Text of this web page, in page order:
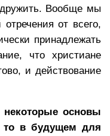
Вообще мы
от всего,
принадлежать
что христиане
и действование
основы
то в будущем для